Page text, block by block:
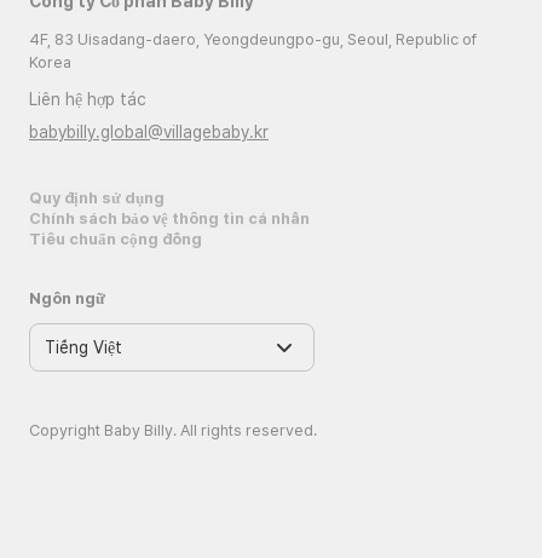
4F, 83 Uisadang-daero, Yeongdeungpo-gu, Seoul, Republic of
Korea
Liên hệ hợp tác
babybilly.global@villagebaby.kr
Quy định sử dụng
Chính sách bảo vệ thông tin cá nhân
Tiêu chuẩn cộng đồng
Ngôn ngữ
Copyright Baby Billy. All rights reserved.